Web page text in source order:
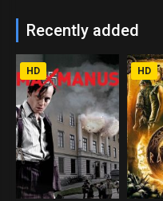
Recently added
HD HD